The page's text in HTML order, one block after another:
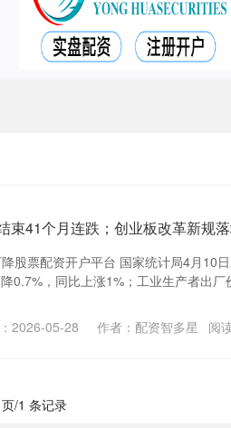
束41个月连跌；创业板改革新规
股票配资开户平台 国家统计局4月10
0.7%，同比上涨1%；工业生产者出厂
2026-05-28 作者：配资智多星 阅
/1 条记录